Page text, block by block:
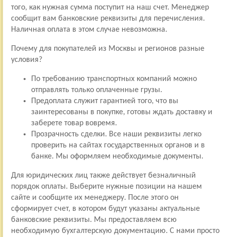
того, как нужная сумма поступит на наш счет. Менеджер
сообщит вам банковские реквизиты для перечисления.
Наличная оплата в этом случае невозможна.
Почему для покупателей из Москвы и регионов разные
условия?
По требованию транспортных компаний можно
отправлять только оплаченные грузы.
Предоплата служит гарантией того, что вы
заинтересованы в покупке, готовы ждать доставку и
заберете товар вовремя.
Прозрачность сделки. Все наши реквизиты легко
проверить на сайтах государственных органов и в
банке. Мы оформляем необходимые документы.
Для юридических лиц также действует безналичный
порядок оплаты. Выберите нужные позиции на нашем
сайте и сообщите их менеджеру. После этого он
сформирует счет, в котором будут указаны актуальные
банковские реквизиты. Мы предоставляем всю
необходимую бухгалтерскую документацию. С нами просто